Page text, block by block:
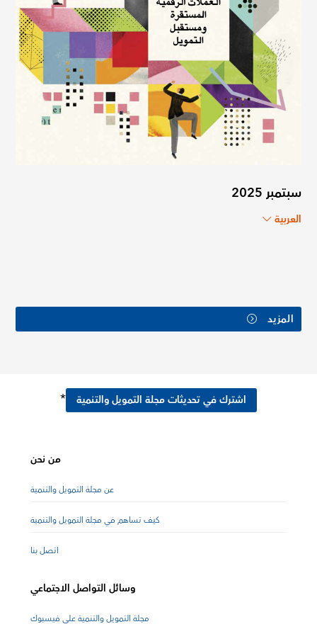
سبتمبر 2025
العربية
المزيد
اشترك في تحديثات مجلة التمويل والتنمية *
من نحن
عن مجلة التمويل والتنمية
كيف تساهم في مجلة التمويل والتنمية
اتصل بنا
وسائل التواصل الاجتماعي
مجلة التمويل والتنمية على فيسبوك